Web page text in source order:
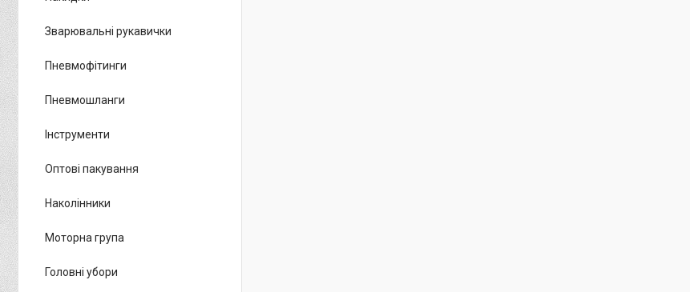
Зварювальні рукавички
Пневмофітинги
Пневмошланги
Інструменти
Оптові пакування
Наколінники
Моторна група
Головні убори